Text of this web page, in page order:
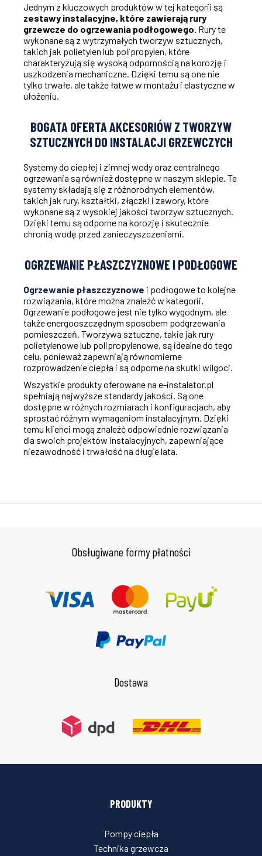
Jednym z kluczowych produktów w tej kategorii są
zestawy instalacyjne, które zawierają rury
grzewcze do ogrzewania podłogowego. Rury te
wykonane są z wytrzymałych tworzyw sztucznych,
takich jak polietylen lub polipropylen, które
charakteryzują się wysoką odpornością na korozję i
uszkodzenia mechaniczne. Dzięki temu są one nie
tylko trwałe, ale także łatwe w montażu i elastyczne w
ułożeniu.
BOGATA OFERTA AKCESORIÓW Z TWORZYW
SZTUCZNYCH DO INSTALACJI GRZEWCZYCH
Systemy do ciepłej i zimnej wody oraz centralnego
ogrzewania są również dostępne w naszym sklepie. Te
systemy składają się z różnorodnych elementów,
takich jak rury, kształtki, złączki i zawory, które
wykonane są z wysokiej jakości tworzyw sztucznych.
Dzięki temu są odporne na korozję i skutecznie
chronią wodę przed zanieczyszczeniami.
OGRZEWANIE PŁASZCZYZNOWE I PODŁOGOWE
Ogrzewanie płaszczyznowe i podłogowe to kolejne
rozwiązania, które można znaleźć w kategorii.
Ogrzewanie podłogowe jest nie tylko wygodnym, ale
także energooszczędnym sposobem podgrzewania
pomieszczeń. Tworzywa sztuczne, takie jak rury
polietylenowe lub polipropylenowe, są idealne do tego
celu, ponieważ zapewniają równomierne
rozprowadzenie ciepła i są odporne na skutki wilgoci.
Wszystkie produkty oferowane na e-instalator.pl
spełniają najwyższe standardy jakości. Są one
dostępne w różnych rozmiarach i konfiguracjach, aby
sprostać różnym wymaganiom instalacyjnym. Dzięki
temu klienci mogą znaleźć odpowiednie rozwiązania
dla swoich projektów instalacyjnych, zapewniające
niezawodność i trwałość na długie lata.
Obsługiwane formy płatności
Dostawa
PRODUKTY
Pompy ciepła
Technika grzewcza